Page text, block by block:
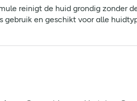
reinigt de huid grondig zonder
gebruik en geschikt voor alle